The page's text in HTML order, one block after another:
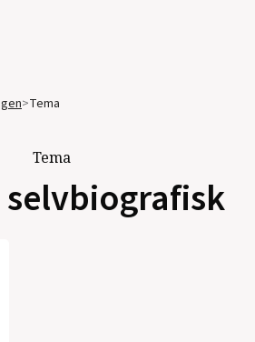
>Tema
Tema
selvbiografisk